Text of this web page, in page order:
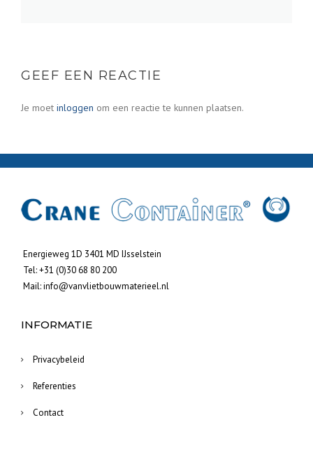
GEEF EEN REACTIE
Je moet inloggen om een reactie te kunnen plaatsen.
Energieweg 1D 3401 MD IJsselstein
Tel:+31 (0)30 68 80 200
Mail:info@vanvlietbouwmaterieel.nl
INFORMATIE
Privacybeleid
Referenties
Contact